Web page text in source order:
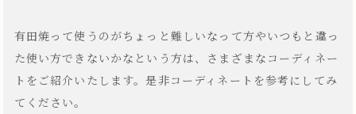
有田焼って使うのがちょっと難しいなって方やいつもと違っ
た使い方できないかなという方は、さまざまなコーディネー
トをご紹介いたします。是非コーディネートを参考にしてみ
てください。